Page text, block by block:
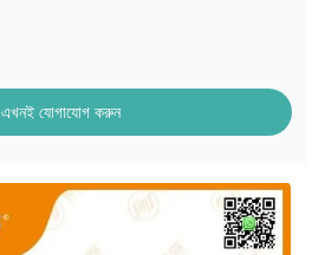
এখনই যোগাযোগ করুন